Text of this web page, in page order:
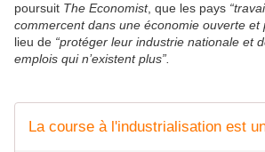
poursuit The Economist, que les pays
commercent dans une économie ouverte et
lieu de “protéger leur industrie nationale et
emplois qui n’existent plus”.
La course à l'industrialisation est